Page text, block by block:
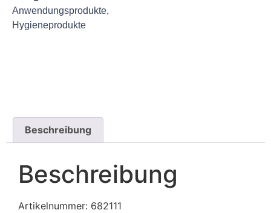
Anwendungsprodukte,
Hygieneprodukte
Beschreibung
Beschreibung
Artikelnummer: 682111